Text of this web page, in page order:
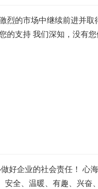
烈的市场中继续前进并取
的支持 我们深知，没有
好企业的社会责任！ 心
全、温暖、有趣、兴奋